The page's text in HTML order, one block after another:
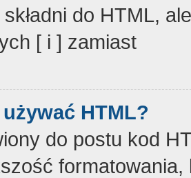
do HTML,
[ i ] zamiast
HTML?
do postu kod